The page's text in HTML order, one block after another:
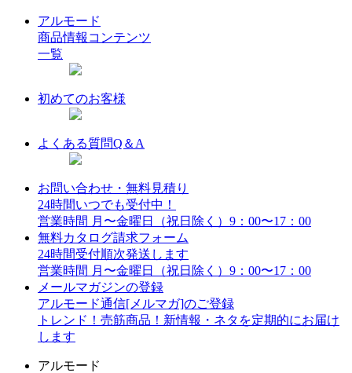
アルモード
商品情報コンテンツ
一覧
初めてのお客様
よくある質問Q＆A
お問い合わせ・無料見積り
24時間いつでも受付中！
営業時間 月〜金曜日（祝日除く）9：00〜17：00
無料カタログ請求フォーム
24時間受付順次発送します
営業時間 月〜金曜日（祝日除く）9：00〜17：00
メールマガジンの登録
アルモード通信[メルマガ]のご登録
トレンド！売筋商品！新情報・ネタを定期的にお届け
します
アルモード